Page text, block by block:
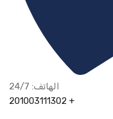
الهاتف: 24/7
201003111302 +